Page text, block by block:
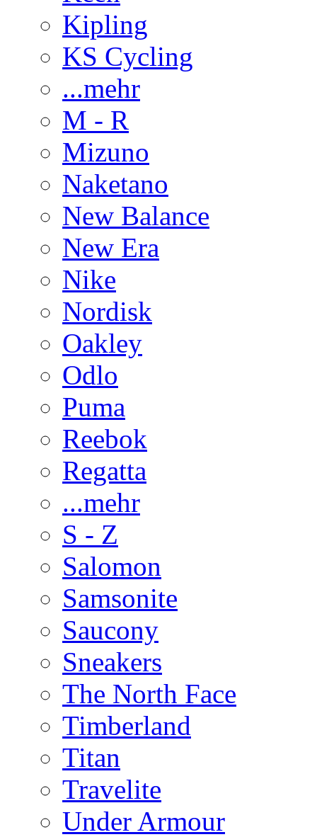
Kipling
KS Cycling
...mehr
M - R
Mizuno
Naketano
New Balance
New Era
Nike
Nordisk
Oakley
Odlo
Puma
Reebok
Regatta
...mehr
S - Z
Salomon
Samsonite
Saucony
Sneakers
The North Face
Timberland
Titan
Travelite
Under Armour